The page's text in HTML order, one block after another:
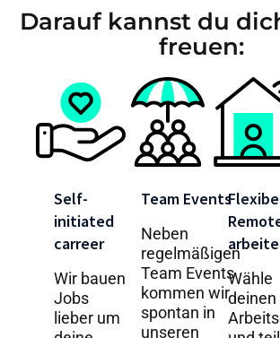
Darauf kannst du
freuen:
Self-
initiated
carreer
Wir bauen
Jobs
lieber um
Team Events
Neben
regelmäßigen
Team Events
kommen wir
spontan in
unseren
Wähle
deinen